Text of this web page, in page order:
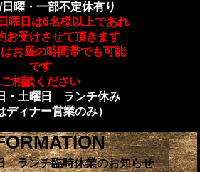
曜・一部不定休有り
曜日は6名様以上であれ
お受けさせて頂きます
お昼の時間帯でも可能
です
ご相談ください
・土曜日 ランチ休み
ディナー営業のみ）
ランチ臨時休業のお知らせ